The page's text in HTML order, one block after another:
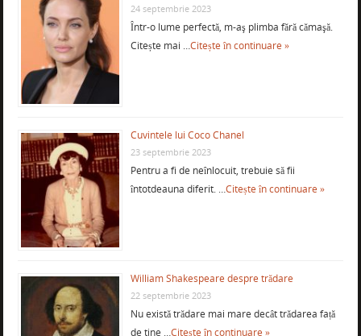
24 septembrie 2023
Într-o lume perfectă, m-aş plimba fără cămaşă.
Citește mai …Citește în continuare »
Cuvintele lui Coco Chanel
23 septembrie 2023
Pentru a fi de neînlocuit, trebuie să fii
întotdeauna diferit. …Citește în continuare »
William Shakespeare despre trădare
22 septembrie 2023
Nu există trădare mai mare decât trădarea față
de tine …Citește în continuare »